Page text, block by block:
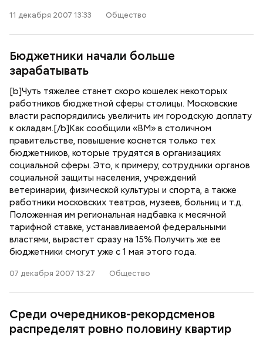
11 декабря 2007 13:33 Общество
Бюджетники начали больше
зарабатывать
[b]Чуть тяжелее станет скоро кошелек некоторых
работников бюджетной сферы столицы. Московские
власти распорядились увеличить им городскую доплату
к окладам.[/b]Как сообщили «ВМ» в столичном
правительстве, повышение коснется только тех
бюджетников, которые трудятся в организациях
социальной сферы. Это, к примеру, сотрудники органов
социальной защиты населения, учреждений
ветеринарии, физической культуры и спорта, а также
работники московских театров, музеев, больниц и т.д.
Положенная им региональная надбавка к месячной
тарифной ставке, устанавливаемой федеральными
властями, вырастет сразу на 15%.Получить же ее
бюджетники смогут уже с 1 мая этого года.
07 декабря 2007 13:27 Общество
Среди очередников-рекордсменов
распределят ровно половину квартир